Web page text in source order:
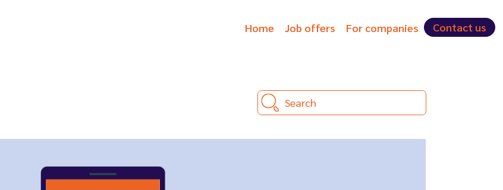
Home Job offers For companies Contact us
Search